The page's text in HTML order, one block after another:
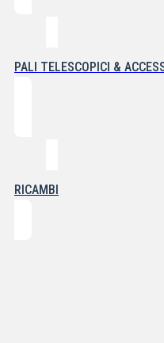
PALI TELESCOPICI &
RICAMBI